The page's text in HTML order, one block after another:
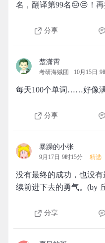
名，翻译第99名😔😔！再
分享
楚潇霄
考研海贼团 10月15日 9
每天100个单词……好像
分享
暴躁的小张
9月17日 9时15分 精选
没有最终的成功，也没
续前进下去的勇气。(by
分享